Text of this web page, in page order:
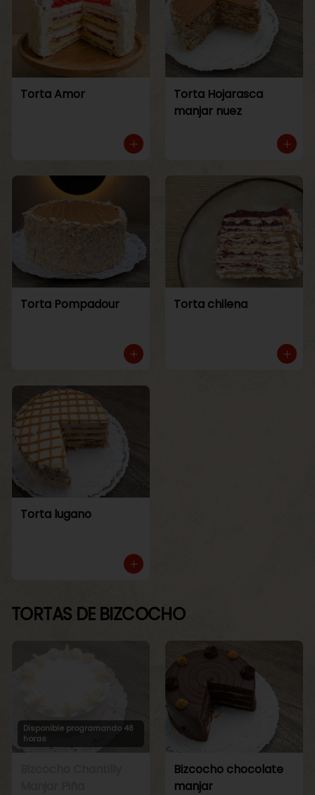
Torta Amor
Torta Hojarasca
manjar nuez
Torta Pompadour Torta chilena
Torta lugano
TORTAS DE BIZCOCHO
Disponible programando 48
horas
Bizcocho chocolate
manjar